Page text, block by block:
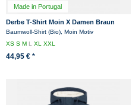
Made in Portugal
Derbe T-Shirt Moin X Damen Braun
Rosa GOTS Organic
Baumwoll-Shirt (Bio), Moin Motiv
XSSM LXLXXL
44,95 € *